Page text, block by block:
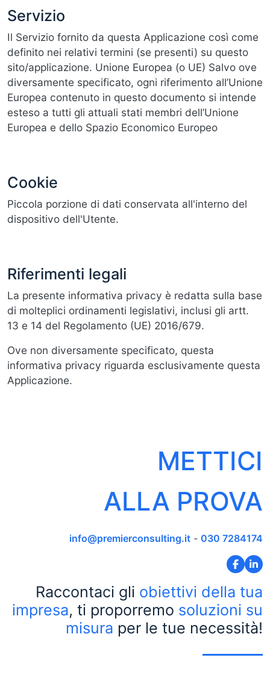
Servizio
Il Servizio fornito da questa Applicazione così come
definito nei relativi termini (se presenti) su questo
sito/applicazione. Unione Europea (o UE) Salvo ove
diversamente specificato, ogni riferimento all’Unione
Europea contenuto in questo documento si intende
esteso a tutti gli attuali stati membri dell’Unione
Europea e dello Spazio Economico Europeo
Cookie
Piccola porzione di dati conservata all'interno del
dispositivo dell'Utente.
Riferimenti legali
La presente informativa privacy è redatta sulla base
di molteplici ordinamenti legislativi, inclusi gli artt.
13 e 14 del Regolamento (UE) 2016/679.
Ove non diversamente specificato, questa
informativa privacy riguarda esclusivamente questa
Applicazione.
METTICI
ALLA PROVA
info@premierconsulting.it - 030 7284174
Raccontaci gli obiettivi della tua
impresa, ti proporremo soluzioni su
misura per le tue necessità!